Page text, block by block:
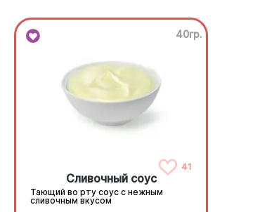
40гр.
41
Сливочный соус
Тающий во рту соус с нежным
сливочным вкусом